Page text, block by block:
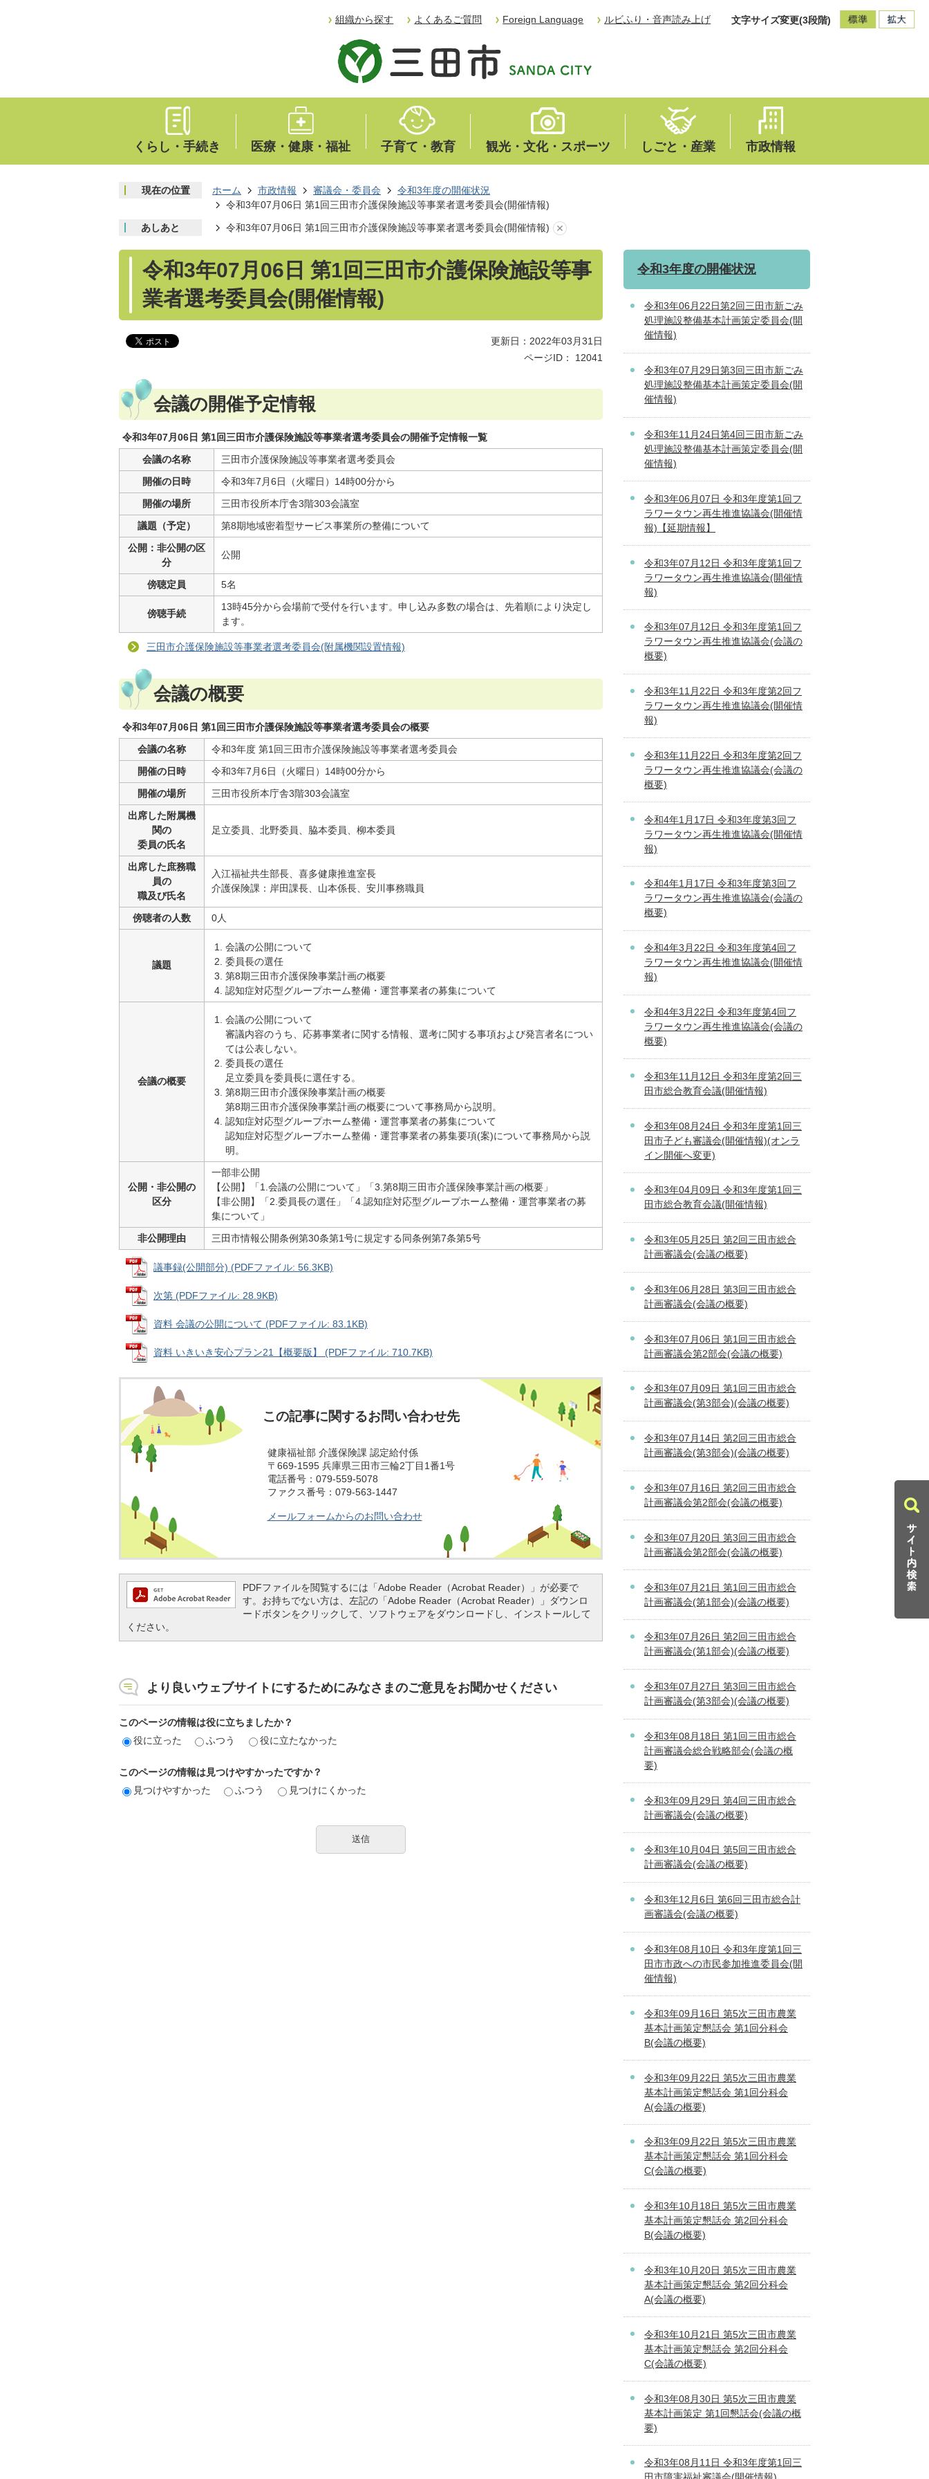
組織から探す よくあるご質問 Foreign Language ルビふり・音声読み上げ 文字サイズ変更(3段階)
くらし・手続き 医療・健康・福祉 子育て・教育 観光・文化・スポーツ しごと・産業 市政情報
現在の位置 ホーム 市政情報 審議会・委員会
令和3年度の開催状況
令和3年07月06日 第1回三田市介護保険施設等事業者選考委員会(開催情報)
あしあと 令和3年07月06日 第1回三田市介護保険施設等事業者選考委員会(開催情報)
令和3年07月06日 第1回三田市介護保険施設等事
業者選考委員会(開催情報)
更新日：2022年03月31日
ページID：
12041
会議の開催予定情報
令和3年07月06日 第1回三田市介護保険施設等事業者選考委員会の開催予定情報一覧
会議の名称
三田市介護保険施設等事業者選考委員会
開催の日時
令和3年7月6日（火曜日）14時00分から
開催の場所
三田市役所本庁舎3階303会議室
議題（予定）
第8期地域密着型サービス事業所の整備について
公開：非公開の区
分
公開
傍聴定員 5名
傍聴手続
13時45分から会場前で受付を行います。申し込み多数の場合は、先着順により決定し
ます。
三田市介護保険施設等事業者選考委員会(附属機関設置情報)
会議の概要
令和3年07月06日 第1回三田市介護保険施設等事業者選考委員会の概要
会議の名称
令和3年度 第1回三田市介護保険施設等事業者選考委員会
開催の日時
令和3年7月6日（火曜日）14時00分から
開催の場所
三田市役所本庁舎3階303会議室
出席した附属機
関の
委員の氏名
足立委員、北野委員、脇本委員、柳本委員
出席した庶務職
員の
職及び氏名
入江福祉共生部長、喜多健康推進室長
介護保険課：岸田課長、山本係長、安川事務職員
傍聴者の人数 0人
議題
会議の公開について
委員長の選任
第8期三田市介護保険事業計画の概要
認知症対応型グループホーム整備・運営事業者の募集について
会議の概要
会議の公開について
審議内容のうち、応募事業者に関する情報、選考に関する事項および発言者名につい
ては公表しない。
委員長の選任
足立委員を委員長に選任する。
第8期三田市介護保険事業計画の概要
第8期三田市介護保険事業計画の概要について事務局から説明。
認知症対応型グループホーム整備・運営事業者の募集について
認知症対応型グループホーム整備・運営事業者の募集要項(案)について事務局から説
明。
公開・非公開の
区分
一部非公開
【公開】「1.会議の公開について」「3.第8期三田市介護保険事業計画の概要」
【非公開】「2.委員長の選任」「4.認知症対応型グループホーム整備・運営事業者の募
集について」
非公開理由
三田市情報公開条例第30条第1号に規定する同条例第7条第5号
議事録(公開部分) (PDFファイル: 56.3KB)
次第 (PDFファイル: 28.9KB)
資料 会議の公開について (PDFファイル: 83.1KB)
資料 いきいき安心プラン21【概要版】 (PDFファイル: 710.7KB)
この記事に関するお問い合わせ先
健康福祉部 介護保険課 認定給付係
〒669-1595 兵庫県三田市三輪2丁目1番1号
電話番号：079-559-5078
ファクス番号：079-563-1447
メールフォームからのお問い合わせ
PDFファイルを閲覧するには「Adobe Reader（Acrobat Reader）」が必要で
す。お持ちでない方は、左記の「Adobe Reader（Acrobat Reader）」ダウンロ
ードボタンをクリックして、ソフトウェアをダウンロードし、インストールして
ください。
より良いウェブサイトにするためにみなさまのご意見をお聞かせください
このページの情報は役に立ちましたか？
役に立った
ふつう 役に立たなかった
このページの情報は見つけやすかったですか？
見つけやすかった
ふつう 見つけにくかった
令和3年度の開催状況
令和3年06月22日第2回三田市新ごみ
処理施設整備基本計画策定委員会(開
催情報)
令和3年07月29日第3回三田市新ごみ
処理施設整備基本計画策定委員会(開
催情報)
令和3年11月24日第4回三田市新ごみ
処理施設整備基本計画策定委員会(開
催情報)
令和3年06月07日 令和3年度第1回フ
ラワータウン再生推進協議会(開催情
報)【延期情報】
令和3年07月12日 令和3年度第1回フ
ラワータウン再生推進協議会(開催情
報)
令和3年07月12日 令和3年度第1回フ
ラワータウン再生推進協議会(会議の
概要)
令和3年11月22日 令和3年度第2回フ
ラワータウン再生推進協議会(開催情
報)
令和3年11月22日 令和3年度第2回フ
ラワータウン再生推進協議会(会議の
概要)
令和4年1月17日 令和3年度第3回フ
ラワータウン再生推進協議会(開催情
報)
令和4年1月17日 令和3年度第3回フ
ラワータウン再生推進協議会(会議の
概要)
令和4年3月22日 令和3年度第4回フ
ラワータウン再生推進協議会(開催情
報)
令和4年3月22日 令和3年度第4回フ
ラワータウン再生推進協議会(会議の
概要)
令和3年11月12日 令和3年度第2回三
田市総合教育会議(開催情報)
令和3年08月24日 令和3年度第1回三
田市子ども審議会(開催情報)(オンラ
イン開催へ変更)
令和3年04月09日 令和3年度第1回三
田市総合教育会議(開催情報)
令和3年05月25日 第2回三田市総合
計画審議会(会議の概要)
令和3年06月28日 第3回三田市総合
計画審議会(会議の概要)
令和3年07月06日 第1回三田市総合
計画審議会第2部会(会議の概要)
令和3年07月09日 第1回三田市総合
計画審議会(第3部会)(会議の概要)
令和3年07月14日 第2回三田市総合
計画審議会(第3部会)(会議の概要)
令和3年07月16日 第2回三田市総合
計画審議会第2部会(会議の概要)
令和3年07月20日 第3回三田市総合
計画審議会第2部会(会議の概要)
令和3年07月21日 第1回三田市総合
計画審議会(第1部会)(会議の概要)
令和3年07月26日 第2回三田市総合
計画審議会(第1部会)(会議の概要)
令和3年07月27日 第3回三田市総合
計画審議会(第3部会)(会議の概要)
令和3年08月18日 第1回三田市総合
計画審議会総合戦略部会(会議の概
要)
令和3年09月29日 第4回三田市総合
計画審議会(会議の概要)
令和3年10月04日 第5回三田市総合
計画審議会(会議の概要)
令和3年12月6日 第6回三田市総合計
画審議会(会議の概要)
令和3年08月10日 令和3年度第1回三
田市市政への市民参加推進委員会(開
催情報)
令和3年09月16日 第5次三田市農業
基本計画策定懇話会 第1回分科会
B(会議の概要)
令和3年09月22日 第5次三田市農業
基本計画策定懇話会 第1回分科会
A(会議の概要)
令和3年09月22日 第5次三田市農業
基本計画策定懇話会 第1回分科会
C(会議の概要)
令和3年10月18日 第5次三田市農業
基本計画策定懇話会 第2回分科会
B(会議の概要)
令和3年10月20日 第5次三田市農業
基本計画策定懇話会 第2回分科会
A(会議の概要)
令和3年10月21日 第5次三田市農業
基本計画策定懇話会 第2回分科会
C(会議の概要)
令和3年08月30日 第5次三田市農業
基本計画策定 第1回懇話会(会議の概
要)
令和3年08月11日 令和3年度第1回三